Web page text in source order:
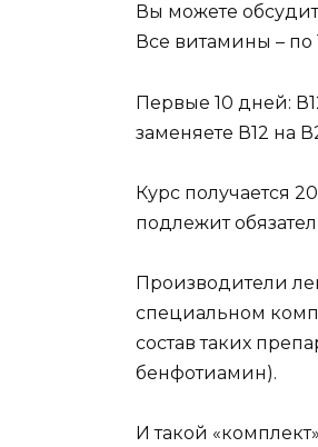
Вы можете
Все витамины – по
Первые 10 дней:
заменяете В12 на
Курс получается
подлежит
Производители
специальном
состав таких
бенфотиамин).
И такой